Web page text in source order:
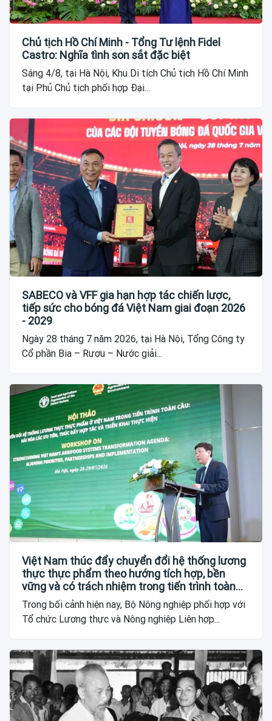
Chủ tịch Hồ Chí Minh - Tổng Tư lệnh Fidel
Castro: Nghĩa tình son sắt đặc biệt
Sáng 4/8, tại Hà Nội, Khu Di tích Chủ tịch Hồ Chí Minh
tại Phủ Chủ tịch phối hợp Đại...
SABECO và VFF gia hạn hợp tác chiến lược,
tiếp sức cho bóng đá Việt Nam giai đoạn 2026
- 2029
Ngày 28 tháng 7 năm 2026, tại Hà Nội, Tổng Công ty
Cổ phần Bia – Rượu – Nước giải...
Việt Nam thúc đẩy chuyển đổi hệ thống lương
thực thực phẩm theo hướng tích hợp, bền
vững và có trách nhiệm trong tiến trình toàn
cầu
Trong bối cảnh hiện nay, Bộ Nông nghiệp phối hợp với
Tổ chức Lương thực và Nông nghiệp Liên hợp...